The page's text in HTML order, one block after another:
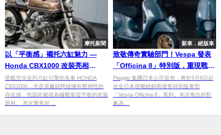
摩托新聞
以「平衡感」襯托六缸魅力 —
Honda CBX1000 改裝亮相
YOKOHAMA HOT ROD
CUSTOM SHOW 2025
搭載空冷並列六缸引擎的名車 HONDA
CBX1000，光是原廠狀態就擁有壓倒性的
存在感，也因此被視為極難拿捏平衡的改裝
題材。 本次聚焦於 ...
新車．絕版車
致敬傳奇實驗部門！Vespa 發表
「Officina 8」特別版，重現戰後
賽車精神
Piaggio 集團日本公司宣布，將於9月6日起
在全日本授權經銷商發售特別版車型
「Vespa Officina 8」系列。本次推出的對
象為 ...